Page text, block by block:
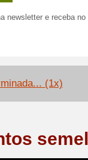
newsletter e receba
(1x)